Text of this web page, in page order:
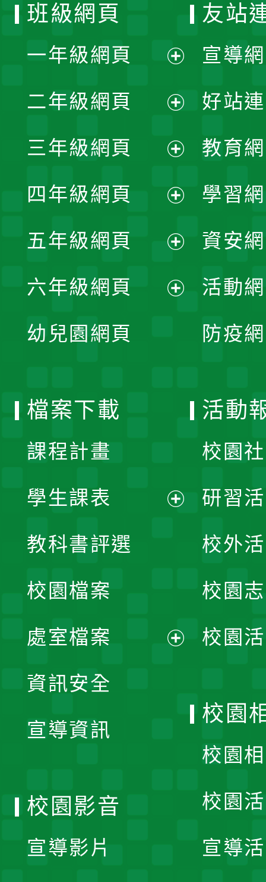
班級網頁
一年級網頁
開
選
單
二年級網頁
開
選
單
三年級網頁
開
選
單
四年級網頁
開
選
五年級網頁
開
六年級網頁
幼兒園網頁
友站
宣導
好站
教育
學習
資安
活動
防疫
檔案下載
課程計畫
學生課表
單
教科書評選
校園檔案
處室檔案
資訊安全
宣導資訊
活動
校園
研習
校外
校園
校園
校園
校園
校園
宣導
校園影音
宣導影片